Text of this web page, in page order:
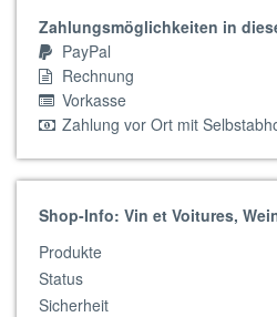
Zahlungsmöglichkeiten in
PayPal
Rechnung
Vorkasse
Zahlung vor Ort mit
Shop-Info: Vin et Voitures,
Produkte
Status
Sicherheit